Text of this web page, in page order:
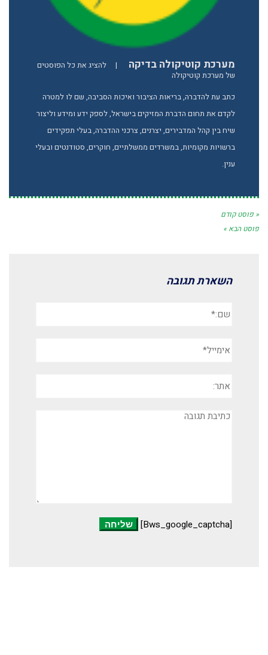
מערכת קוטיקולה בדיקה |
להציג את כל הפוסטים
של מערכת קוטיקולה
כתב עת להדברה, בריאות הציבור ואיכות הסביבה, שם לו למטרה
לקדם את תחום הדברת המזיקים בישראל, לספק ידע ומידע וליצור
שיח בין קהל המדבירים, יצרנים, צרכני ההדברה, בעלי תפקידים
ברשויות מקומיות, במשרדים ממשלתיים, חוקרים, סטודנטים ובעלי
ענין.
« פוסט קודם
פוסט הבא »
השארת תגובה
תגובה
[bws_google_captcha]